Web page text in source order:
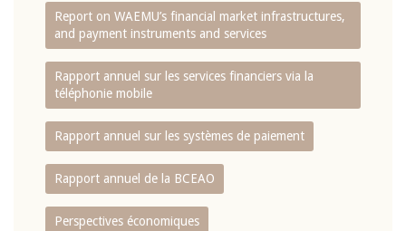
Report on WAEMU’s financial market infrastructures,
and payment instruments and services
Rapport annuel sur les services financiers via la
téléphonie mobile
Rapport annuel sur les systèmes de paiement
Rapport annuel de la BCEAO
Perspectives économiques